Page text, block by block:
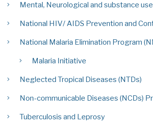
Mental, Neurological and substance
National HIV/ AIDS Prevention and
National Malaria Elimination Program
Malaria Initiative
Neglected Tropical Diseases (NTDs)
Non-communicable Diseases (NCDs)
Tuberculosis and Leprosy